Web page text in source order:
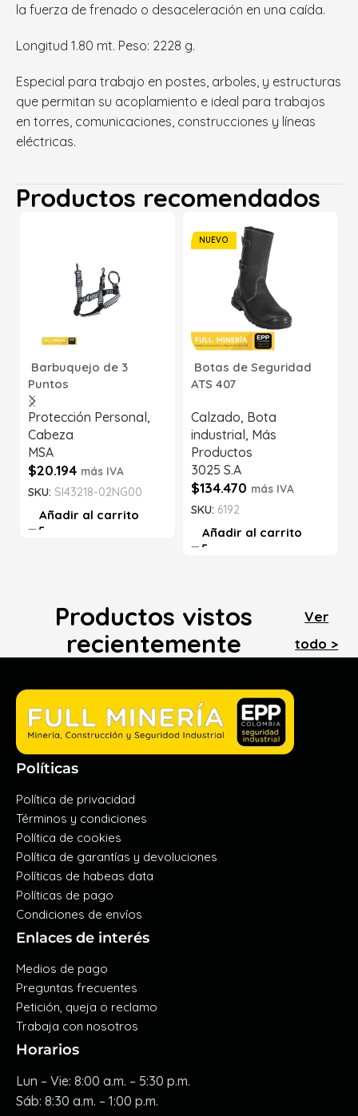
la fuerza de frenado o desaceleración en una caída.
Longitud 1.80 mt. Peso: 2228 g.
Especial para trabajo en postes, arboles, y estructuras
que permitan su acoplamiento e ideal para trabajos
en torres, comunicaciones, construcciones y líneas
eléctricas.
Productos recomendados
Barbuquejo de 3
Puntos
Protección Personal,
Cabeza
MSA
$20.194 más IVA
SKU: SI43218-02NG00
Añadir al carrito
NUEVO
Botas de Seguridad
ATS 407
Calzado, Bota
industrial, Más
Productos
3025 S.A
$134.470 más IVA
SKU: 6192
Añadir al carrito
Productos vistos
recientemente
Ver
todo >
Políticas
Política de privacidad
Términos y condiciones
Política de cookies
Política de garantías y devoluciones
Políticas de habeas data
Políticas de pago
Condiciones de envíos
Enlaces de interés
Medios de pago
Preguntas frecuentes
Petición, queja o reclamo
Trabaja con nosotros
Horarios
Lun – Vie: 8:00 a.m. – 5:30 p.m.
Sáb: 8:30 a.m. – 1:00 p.m.